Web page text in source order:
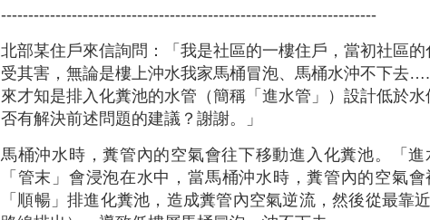
---------------------------------------------------------------------
北部某住戶來信詢問：「我是社區的一樓住戶，當初社區
受其害，無論是樓上沖水我家馬桶冒泡、馬桶水沖不下去
來才知是排入化糞池的水管（簡稱「進水管」）設計低於
否有解決前述問題的建議？謝謝。」
馬桶沖水時，糞管內的空氣會往下移動進入化糞池。「
「管末」會浸泡在水中，當馬桶沖水時，糞管內的空氣
「順暢」排進化糞池，造成糞管內空氣逆流，然後從最靠